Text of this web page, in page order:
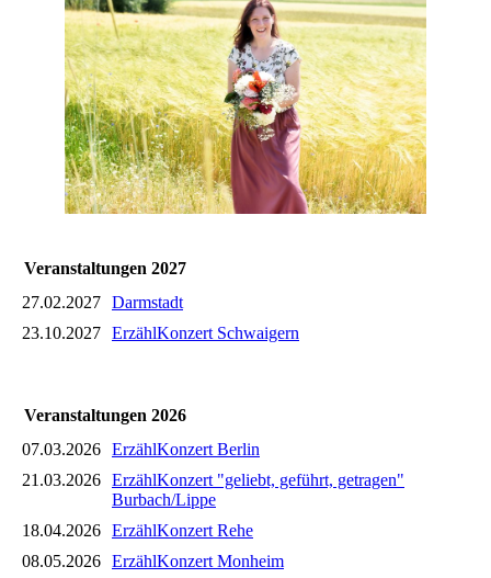
Veranstaltungen 2027
27.02.2027 Darmstadt
23.10.2027 ErzählKonzert Schwaigern
Veranstaltungen 2026
07.03.2026 ErzählKonzert Berlin
21.03.2026 ErzählKonzert "geliebt, geführt, getragen"
Burbach/Lippe
18.04.2026 ErzählKonzert Rehe
08.05.2026 ErzählKonzert Monheim